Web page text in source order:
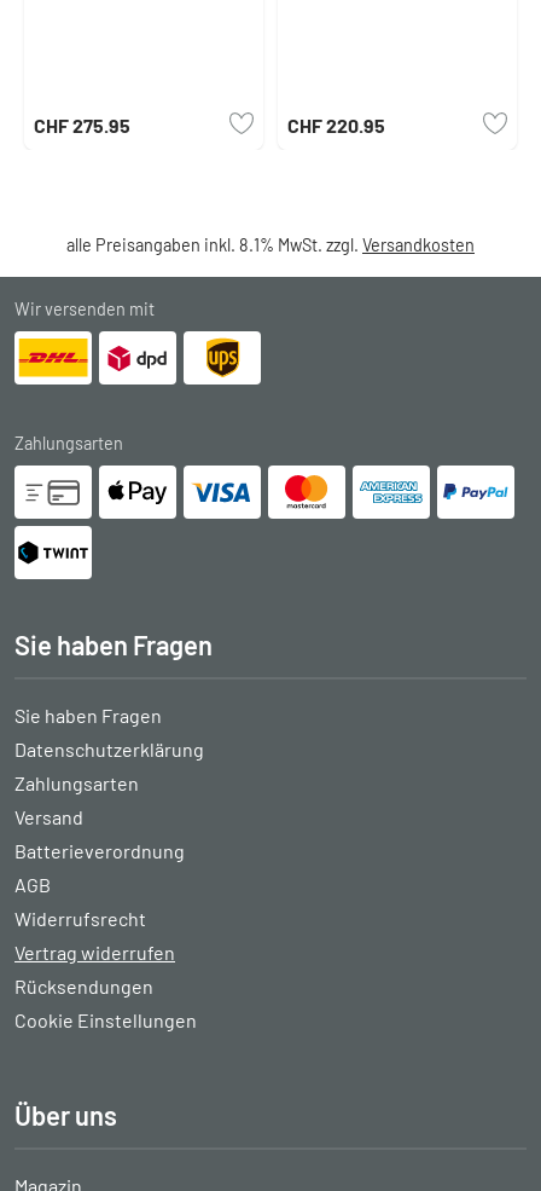
CHF 275.95 CHF 220.95
alle Preisangaben inkl. 8.1% MwSt. zzgl. Versandkosten
Wir versenden mit
Zahlungsarten
Sie haben Fragen
Sie haben Fragen
Datenschutzerklärung
Zahlungsarten
Versand
Batterieverordnung
AGB
Widerrufsrecht
Vertrag widerrufen
Rücksendungen
Cookie Einstellungen
Über uns
Magazin